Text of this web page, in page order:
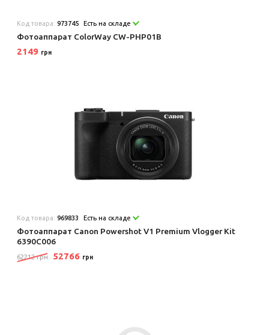
Код товара:973745 Есть на складе
Фотоаппарат ColorWay CW-PHP01B
2149 грн
Код товара:969833 Есть на складе
Фотоаппарат Canon Powershot V1 Premium Vlogger Kit
6390C006
62212 грн 52766 грн